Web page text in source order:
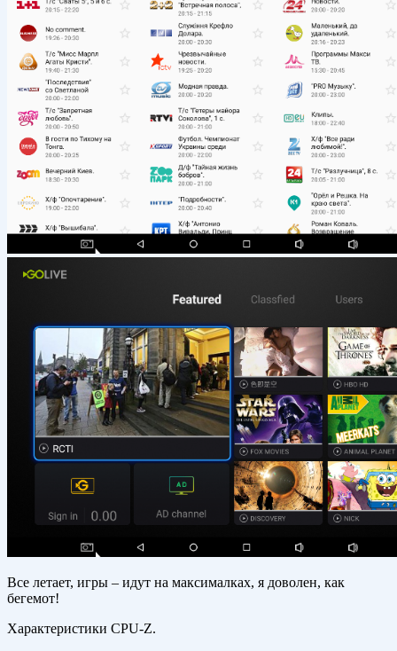
Все летает, игры – идут на максималках, я доволен, как
бегемот!
Характеристики CPU-Z.